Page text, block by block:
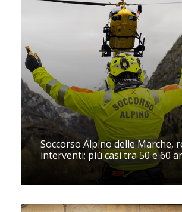
Soccorso Alpino delle Marche,
interventi: più casi tra 50 e 60